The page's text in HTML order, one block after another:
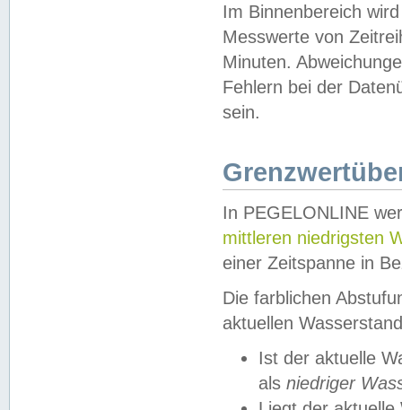
Im Binnenbereich
Messwerte von
Minuten.
Fehlern bei der
sein.
In PEGELONLINE
mittleren niedrigsten
einer Zeitspanne in
Die farblichen
aktuellen
Ist der aktuelle
als niedriger